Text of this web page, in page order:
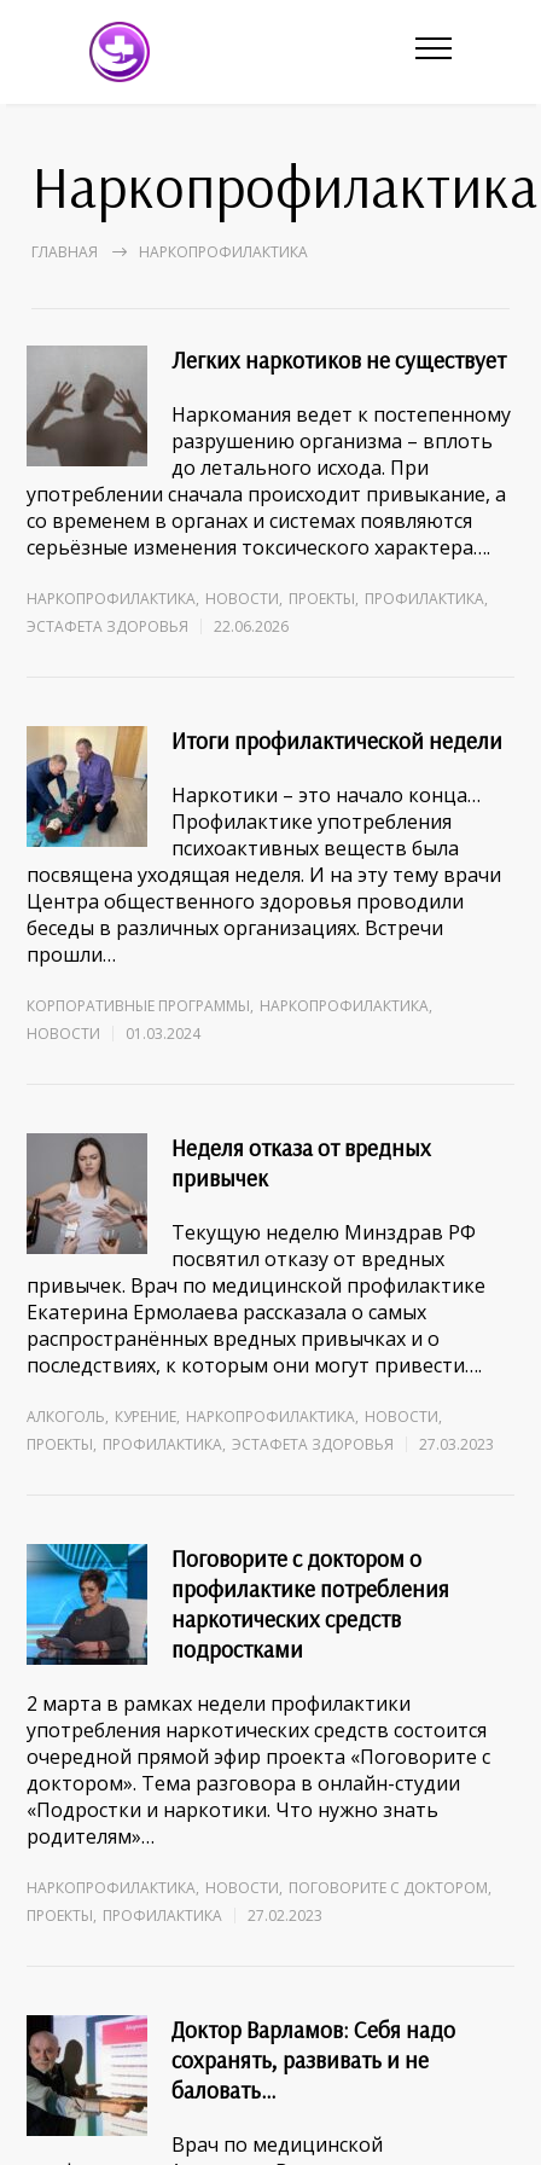
Наркопрофилактика
ГЛАВНАЯ НАРКОПРОФИЛАКТИКА
Легких наркотиков не существует
Наркомания ведет к постепенному
разрушению организма – вплоть
до летального исхода. При
употреблении сначала происходит привыкание, а
со временем в органах и системах появляются
серьёзные изменения токсического характера….
НАРКОПРОФИЛАКТИКА, НОВОСТИ, ПРОЕКТЫ, ПРОФИЛАКТИКА,
ЭСТАФЕТА ЗДОРОВЬЯ
22.06.2026
Итоги профилактической недели
Наркотики – это начало конца…
Профилактике употребления
психоактивных веществ была
посвящена уходящая неделя. И на эту тему врачи
Центра общественного здоровья проводили
беседы в различных организациях. Встречи
прошли…
КОРПОРАТИВНЫЕ ПРОГРАММЫ, НАРКОПРОФИЛАКТИКА,
НОВОСТИ
01.03.2024
Неделя отказа от вредных
привычек
Текущую неделю Минздрав РФ
посвятил отказу от вредных
привычек. Врач по медицинской профилактике
Екатерина Ермолаева рассказала о самых
распространённых вредных привычках и о
последствиях, к которым они могут привести….
АЛКОГОЛЬ, КУРЕНИЕ, НАРКОПРОФИЛАКТИКА, НОВОСТИ,
ПРОЕКТЫ, ПРОФИЛАКТИКА, ЭСТАФЕТА ЗДОРОВЬЯ 27.03.2023
Поговорите с доктором о
профилактике потребления
наркотических средств
подростками
2 марта в рамках недели профилактики
употребления наркотических средств состоится
очередной прямой эфир проекта «Поговорите с
доктором». Тема разговора в онлайн-студии
«Подростки и наркотики. Что нужно знать
родителям»…
НАРКОПРОФИЛАКТИКА, НОВОСТИ, ПОГОВОРИТЕ С ДОКТОРОМ,
ПРОЕКТЫ, ПРОФИЛАКТИКА 27.02.2023
Доктор Варламов: Себя надо
сохранять, развивать и не
баловать…
Врач по медицинской